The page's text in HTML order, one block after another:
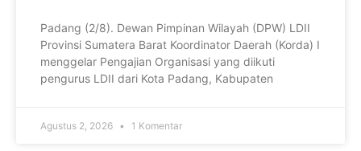
Padang (2/8). Dewan Pimpinan Wilayah (DPW) LDII
Provinsi Sumatera Barat Koordinator Daerah (Korda) I
menggelar Pengajian Organisasi yang diikuti
pengurus LDII dari Kota Padang, Kabupaten
Agustus 2, 2026 1 Komentar